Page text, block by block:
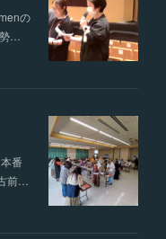
の
…
番
前…